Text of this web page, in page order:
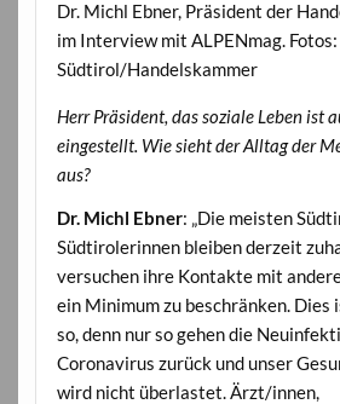
Dr. Michl Ebner, Präsident der
im Interview mit ALPENmag.
Südtirol/Handelskammer
Herr Präsident, das soziale Leben ist
eingestellt. Wie sieht der Alltag der
aus?
Dr. Michl Ebner: „Die meisten
Südtirolerinnen bleiben derzeit
versuchen ihre Kontakte mit
ein Minimum zu beschränken.
so, denn nur so gehen die
Coronavirus zurück und unser
wird nicht überlastet. Ärzt/innen,